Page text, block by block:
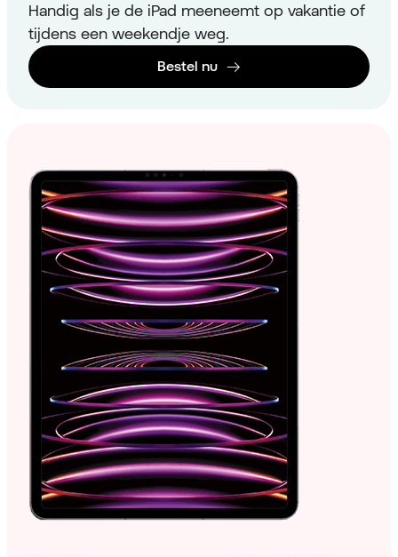
Handig als je de iPad meeneemt op vakantie of
tijdens een weekendje weg.
Bestel nu